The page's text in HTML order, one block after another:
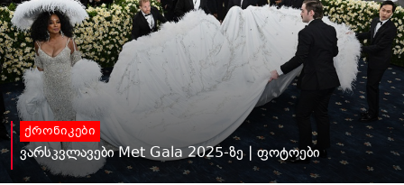
ქრონიკები
ვარსკვლავები Met Gala 2025-ზე | ფოტოები